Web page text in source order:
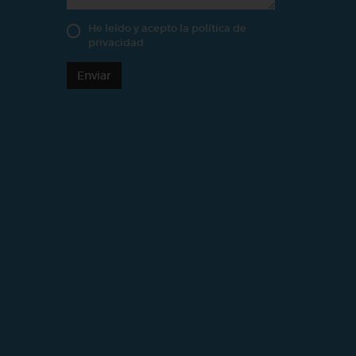
He leído y acepto la política de
privacidad
Enviar